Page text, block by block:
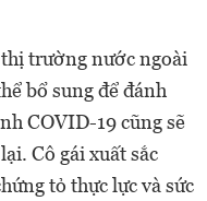
trường nước ngoài
bổ sung để đánh
COVID-19 cũng sẽ
Cô gái xuất sắc
tỏ thực lực và sức